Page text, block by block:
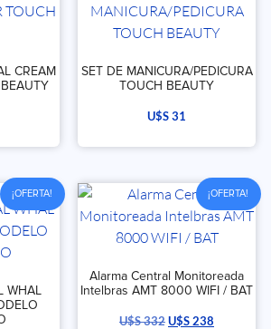
CREAM
SET DE MANICURA/PEDICURA
TOUCH BEAUTY
U$S31
¡OFERTA!
WHAL
¡OFERTA!
Alarma Central Monitoreada
Intelbras AMT 8000 WIFI / BAT
U$S332U$S238